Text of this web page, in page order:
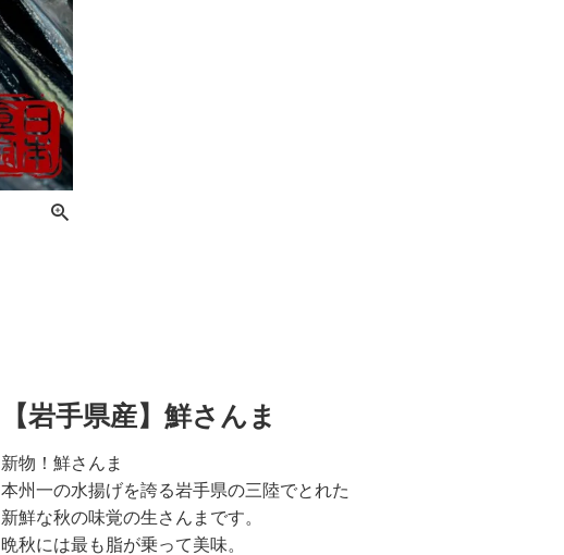
【岩手県産】鮮さんま
新物！鮮さんま
本州一の水揚げを誇る岩手県の三陸でとれた
新鮮な秋の味覚の生さんまです。
晩秋には最も脂が乗って美味。